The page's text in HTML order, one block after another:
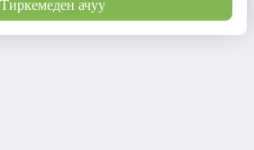
Тиркемеден ачуу